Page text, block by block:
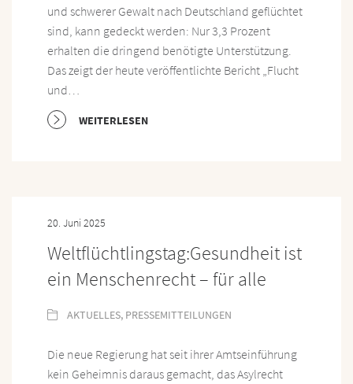
und schwerer Gewalt nach Deutschland geflüchtet
sind, kann gedeckt werden: Nur 3,3 Prozent
erhalten die dringend benötigte Unterstützung.
Das zeigt der heute veröffentlichte Bericht „Flucht
und…
WEITERLESEN
20. Juni 2025
Weltflüchtlingstag:Gesundheit ist
ein Menschenrecht – für alle
AKTUELLES, PRESSEMITTEILUNGEN
Die neue Regierung hat seit ihrer Amtseinführung
kein Geheimnis daraus gemacht, das Asylrecht